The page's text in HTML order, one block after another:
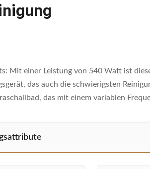
Mit einer Leistung von 540 Watt ist
das auch die schwierigsten
das mit einem variablen